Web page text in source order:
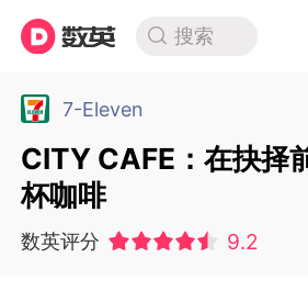
搜索
7-Eleven
CITY CAFE：在抉择
杯咖啡
数英评分 9.2